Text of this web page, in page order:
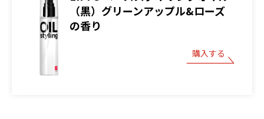
（黒）グリーンアップル&ローズ
の香り
購入する